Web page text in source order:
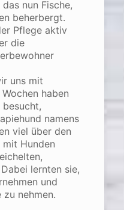
nun Fische,
beherbergt.
Pflege aktiv
die
uns mit
haben
namens
viel über den
Hunden
lernten sie,
und
nehmen.